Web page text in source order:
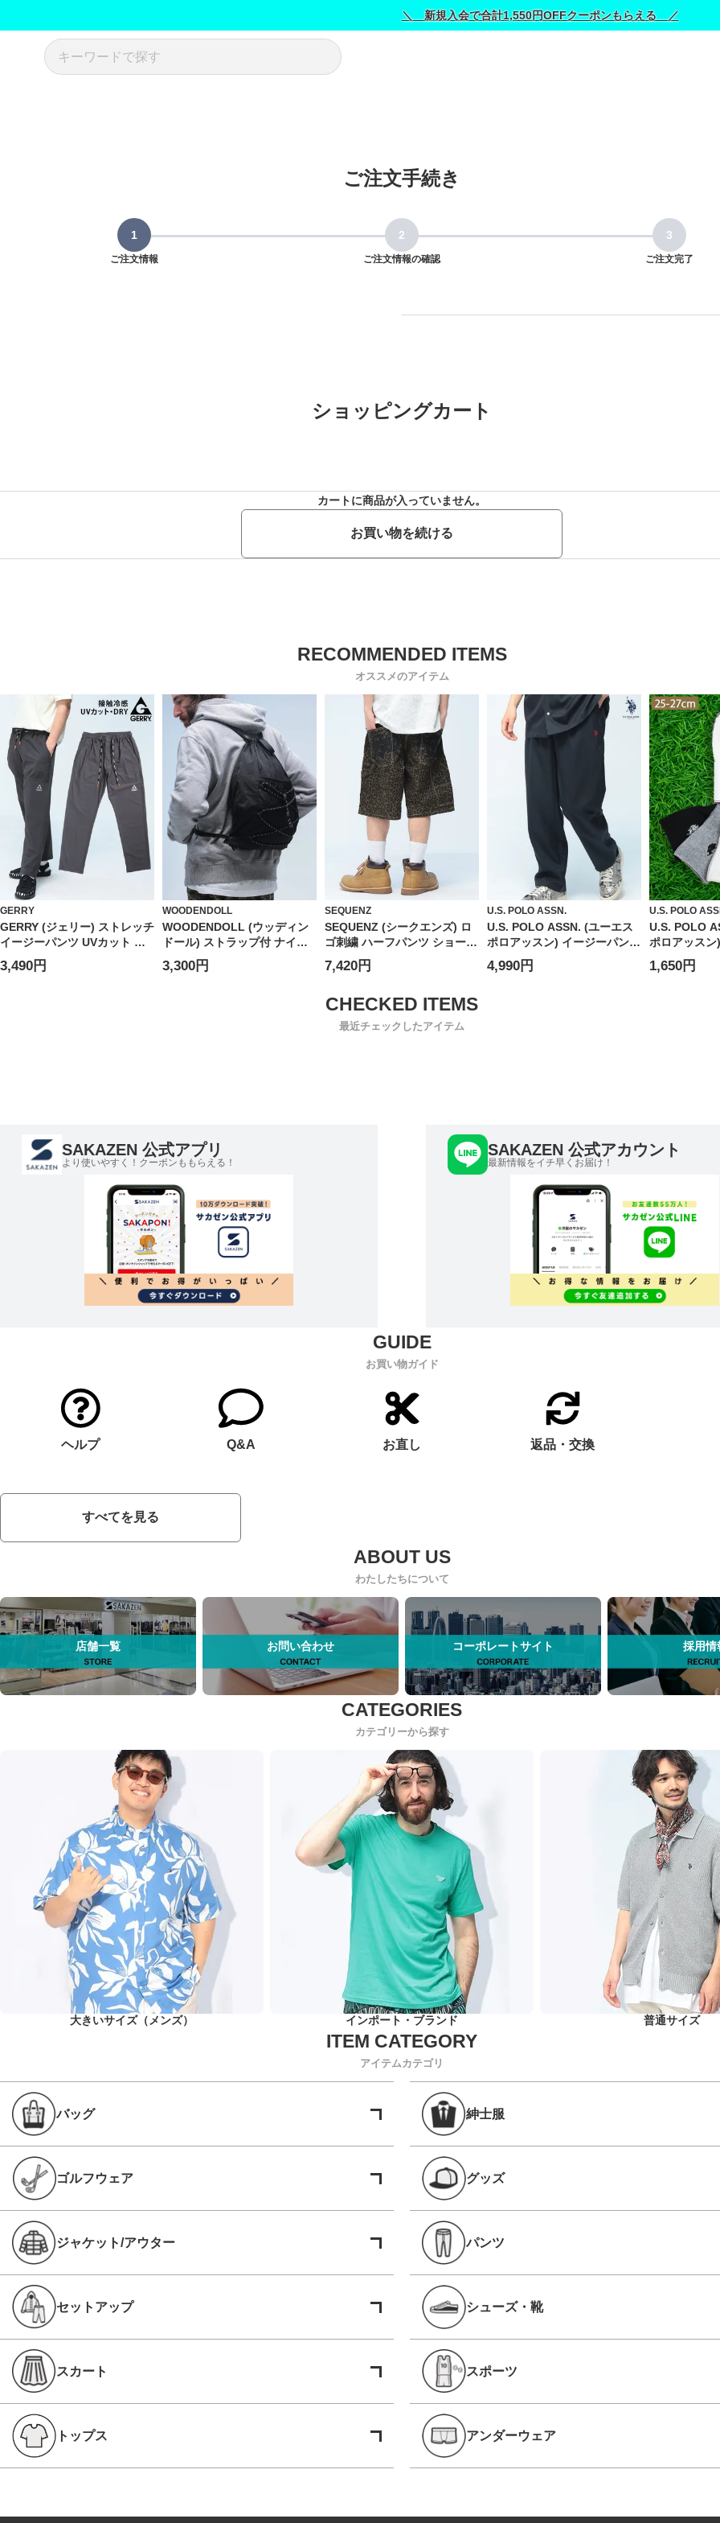
＼ 新規入会で合計1,550円OFFクーポンもらえる ／
ご注文手続き
ご注文情報 ご注文情報の確認 ご注文完了
ショッピングカート
カートに商品が入っていません。
お買い物を続ける
オススメのアイテム
GERRY
GERRY (ジェリー) ストレッチ
イージーパンツ UVカット ド
ライ 冷感 テーパードパンツ
ナイロン ジャージ スポーツ
3,490円
WOODENDOLL
WOODENDOLL (ウッディン
ドール) ストラップ付 ナイロ
ン ナップザック ミニリュック
3,300円
SEQUENZ
SEQUENZ (シークエンズ) ロ
ゴ刺繍 ハーフパンツ ショート
パンツ ユニセックス アップリ
ケ ジップフライ ショーツ
7,420円
U.S. POLO ASSN.
U.S. POLO ASSN. (ユーエス
ポロアッスン) イージーパンツ
PLM62500 ワンポイント ロゴ
刺繍 ルーズ ワイドパンツ ウ
4,990円
U.S. POLO
U.S. POLO
ポロアッス
クォーター
ト 靴下 メン
1,650円
最近チェックしたアイテム
SAKAZEN 公式アプリ
より使いやすく！クーポンももらえる！
SAKAZEN 公式アカウント
最新情報をイチ早くお届け！
お買い物ガイド
ヘルプ Q&A お直し 返品・交換
すべてを見る
わたしたちについて
店舗一覧 お問い合わせ コーポレートサイト 採用情
カテゴリーから探す
大きいサイズ（メンズ） インポート・ブランド 普通サイズ
アイテムカテゴリ
バッグ 紳士服
ゴルフウェア グッズ
ジャケット/アウター パンツ
セットアップ シューズ・靴
スカート スポーツ
トップス アンダーウェア